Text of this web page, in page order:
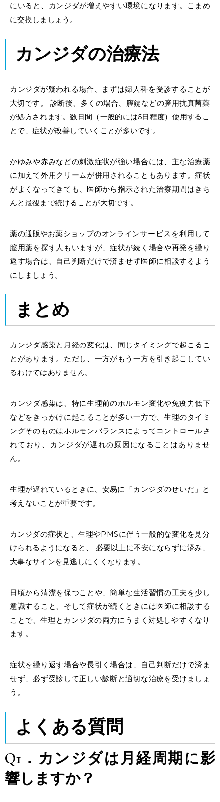
にいると、カンジダが増えやすい環境になります。こまめ
に交換しましょう。
カンジダの治療法
カンジダが疑われる場合、まずは婦人科を受診することが
大切です。 診断後、多くの場合、膣錠などの膣用抗真菌薬
が処方されます。数日間（一般的には6日程度）使用するこ
とで、症状が改善していくことが多いです。
かゆみや赤みなどの刺激症状が強い場合には、主な治療薬
に加えて外用クリームが併用されることもあります。症状
がよくなってきても、医師から指示された治療期間はきち
んと最後まで続けることが大切です。
薬の通販やお薬ショップのオンラインサービスを利用して
膣用薬を探す人もいますが、症状が続く場合や再発を繰り
返す場合は、自己判断だけで済ませず医師に相談するよう
にしましょう。
まとめ
カンジダ感染と月経の変化は、同じタイミングで起こるこ
とがあります。ただし、一方がもう一方を引き起こしてい
るわけではありません。
カンジダ感染は、特に生理前のホルモン変化や免疫力低下
などをきっかけに起こることが多い一方で、生理のタイミ
ングそのものはホルモンバランスによってコントロールさ
れており、カンジダが遅れの原因になることはありませ
ん。
生理が遅れている ときに、安易に「 カンジダのせいだ」と
考えないことが重要です。
カンジダの症状と、生理やPMSに伴う一般的な変化を見分
けられるようになると、 必要以上に不安にならずに済み、
大事なサインを見逃しにくくなります。
日頃から清潔を保つことや、簡単な生活習慣の工夫を少し
意識すること、そして症状が続くときには医師に相談する
ことで、生理とカンジダの両方にうまく対処しやすくなり
ます。
症状を繰り返す場合や長引く場合は、自己判断だけで済ま
せず、必ず受診して正しい診断と適切な治療を受けましょ
う。
よくある質問
Q1．カンジダは月経周期に影
響しますか？